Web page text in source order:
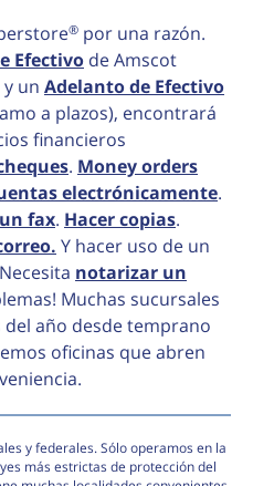
® por una razón.
Efectivo de Amscot
un Adelanto de Efectivo
a plazos), encontrará
financieros
. Money orders
electrónicamente.
fax. Hacer copias.
Y hacer uso de un
notarizar un
Muchas sucursales
año desde temprano
oficinas que abren
y federales. Sólo operamos en la
más estrictas de protección del